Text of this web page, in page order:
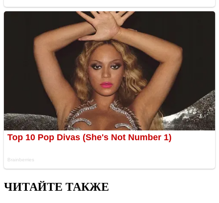
ЧИТАЙТЕ ТАКЖЕ